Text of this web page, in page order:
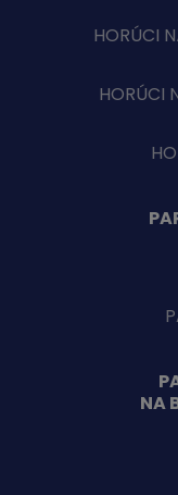
HORÚCI
HORÚCI
NA